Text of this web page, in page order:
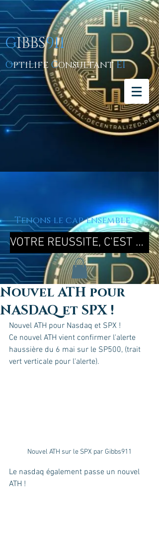
GIBBS911
OptiLife ConsultantEI
Tenons le cap ensemble
VOTRE REUSSITE, C'EST MA REUSSITE !
Nouvel ATH pour
NASDAQ et SPX !
Nouvel ATH pour Nasdaq et SPX !
Ce nouvel ATH vient confirmer l'alerte
haussière du 6 mai sur le SP500, (trait
vert verticale pour l'alerte).
Nouvel ATH sur le SPX par Gibbs911
Le nasdaq également passe un nouvel
ATH !